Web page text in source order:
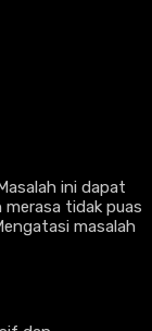
ini dapat
tidak puas
masalah